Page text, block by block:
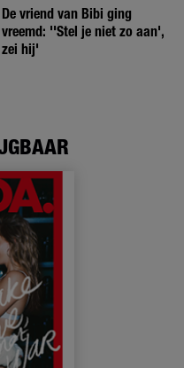
De vriend van Bibi ging
vreemd: ''Stel je niet zo aan',
zei hij'